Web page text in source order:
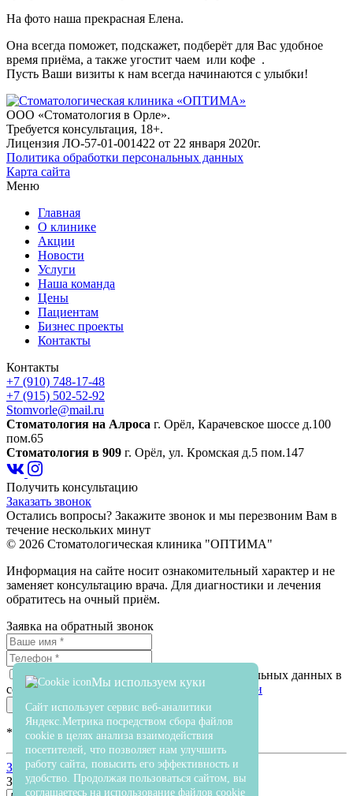
На фото наша прекрасная Елена.
Она всегда поможет, подскажет, подберёт для Вас удобное
время приёма, а также угостит чаем или кофе .
Пусть Ваши визиты к нам всегда начинаются с улыбки!
ООО «Стоматология в Орле».
Требуется консультация, 18+.
Лицензия ЛО-57-01-001422 от 22 января 2020г.
Политика обработки персональных данных
Карта сайта
Меню
Главная
О клинике
Акции
Новости
Услуги
Наша команда
Цены
Пациентам
Бизнес проекты
Контакты
Контакты
+7 (910) 748-17-48
+7 (915) 502-52-92
Stomvorle@mail.ru
Cтоматология на Алроса г. Орёл, Карачевское шоссе д.100
пом.65
Стоматология в 909 г. Орёл, ул. Кромская д.5 пом.147
Получить консультацию
Заказать звонок
Остались вопросы? Закажите звонок и мы перезвоним Вам в
течение нескольких минут
© 2026 Стоматологическая клиника "ОПТИМА"
Информация на сайте носит ознакомительный характер и не
заменяет консультацию врача. Для диагностики и лечения
обратитесь на очный приём.
Заявка на обратный звонок
Я даю своё согласие на отработку персональных данных в
соотвествии сполитикой конфиденциальности
* - поля, обязательные для заполнения
Закрыть
Мы используем куки
Сайт использует сервис веб-аналитики
Яндекс.Метрика посредством сбора файлов
cookie в целях анализа взаимодействия
посетителей, что позволяет нам улучшить
работу сайта, повысить его эффективность и
удобство. Продолжая пользоваться сайтом, вы
соглашаетесь на использование файлов cookie
Записаться на приём